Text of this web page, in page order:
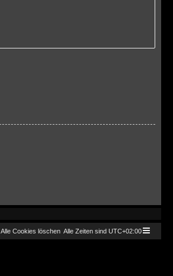
Alle Zeiten sind UTC+02:00
Alle Cookies löschen